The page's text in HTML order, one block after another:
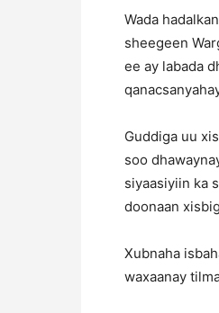
Wada
sheegeen
ee ay labada
Guddiga uu
soo
siyaasiyiin ka
doonaan
Xubnaha
waxaanay